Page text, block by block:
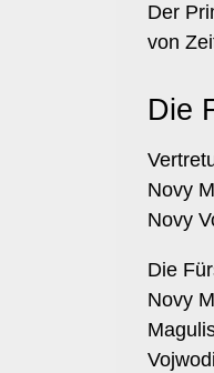
Der
von
Die
Novy
Novy
Die
Novy